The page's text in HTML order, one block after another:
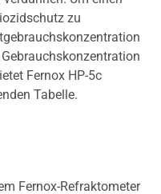
zu
Fernox HP-5c
Tabelle.
Fernox-Refraktometer